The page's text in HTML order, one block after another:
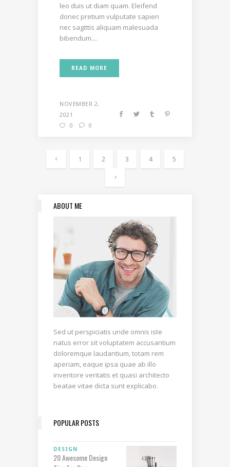
leo duis ut diam quam. Eleifend
donec pretium vulputate sapien
nec sagittis aliquam malesuada
bibendum....
READ MORE
NOVEMBER 2,
2021
0
0
1 2 3 4 5
ABOUT ME
Sed ut perspiciatis unde omnis iste
natus error sit voluptatem accusantium
doloremque laudantium, totam rem
aperiam, eaque ipsa quae ab illo
inventore veritatis et quasi architecto
beatae vitae dicta sunt explicabo.
POPULAR POSTS
DESIGN
20 Awesome Design